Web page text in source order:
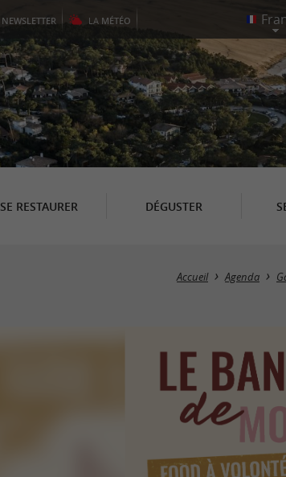
NEWSLETTER LA MÉTÉO
SE RESTAURER DÉGUSTER
Accueil Agenda